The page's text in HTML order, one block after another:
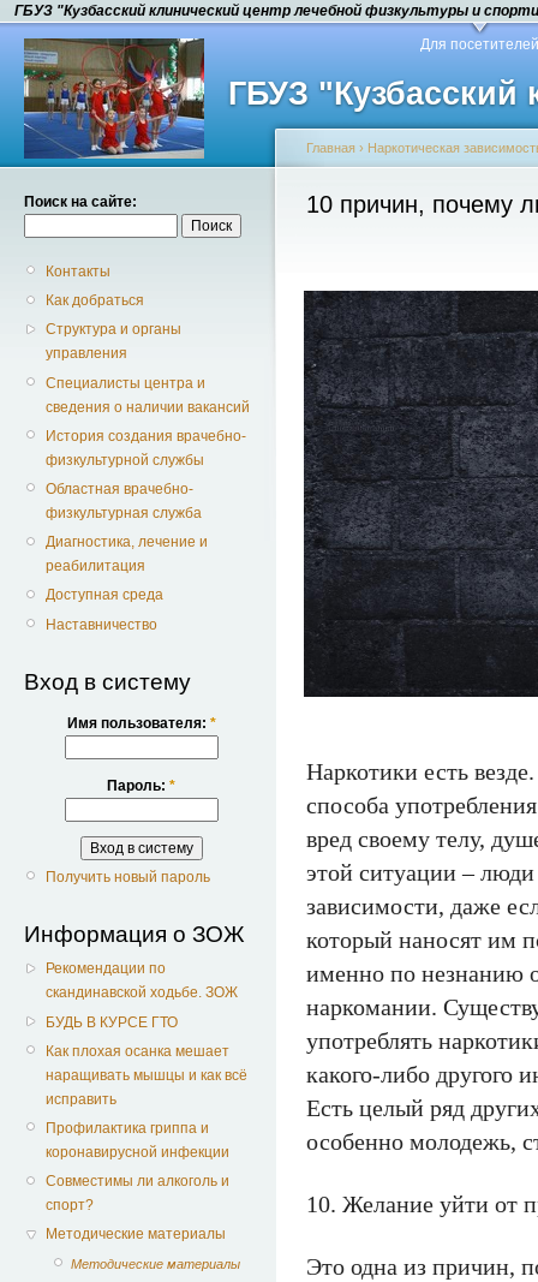
ГБУЗ "Кузбасский клинический центр лечебной физкультуры и
ГБУЗ
Для посетителей
Поиск на сайте:
Контакты
Как добраться
Структура и органы
управления
Специалисты центра и
сведения о наличии вакансий
История создания врачебно-
физкультурной службы
Областная врачебно-
физкультурная служба
Диагностика, лечение и
реабилитация
Доступная среда
Наставничество
Вход в систему
Имя пользователя: *
Пароль: *
Получить новый пароль
Информация о ЗОЖ
Рекомендации по
скандинавской ходьбе. ЗОЖ
БУДЬ В КУРСЕ ГТО
Как плохая осанка мешает
наращивать мышцы и как всё
исправить
Профилактика гриппа и
коронавирусной инфекции
Совместимы ли алкоголь и
спорт?
Методические материалы
Методические материалы
Главная › Наркотическая
10 причин, почему
Наркотики есть
способа
вред своему телу,
этой ситуации – люди
зависимости, даже
который наносят им
именно по незнанию
наркомании.
употреблять
какого-либо другого
Есть целый ряд
особенно молодежь,
10. Желание уйти от
Это одна из причин,